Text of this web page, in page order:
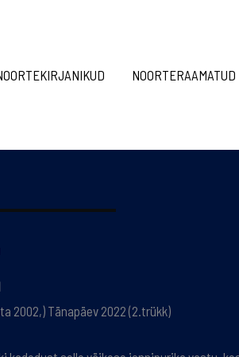
NOORTERAAMATUD
2002,) Tänapäev 2022 (2.trükk)